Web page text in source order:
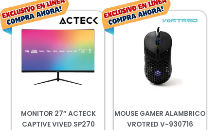
MONITOR 27″ ACTECK
CAPTIVE VIVED SP270
El
precio
original
era:
$2,829.00.
El
precio
$2,095.00.
MOUSE GAMER ALAMBRICO
VROTRED V-930716
El
precio
original
era:
$358.00.
El